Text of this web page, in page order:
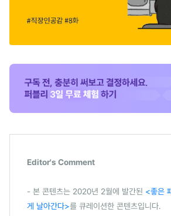
Editor's Comment
- 본 콘텐츠는 2020년 2월에 발간된 <좋은
게 날아간다>를 큐레이션한 콘텐츠입니다.